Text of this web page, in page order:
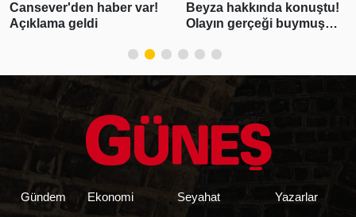
Beyza hakkında konuştu!
Olayın gerçeği buymuş…
açıkladı! Emekli olup…
Gündem
Ekonomi
Seyahat
Yazarlar